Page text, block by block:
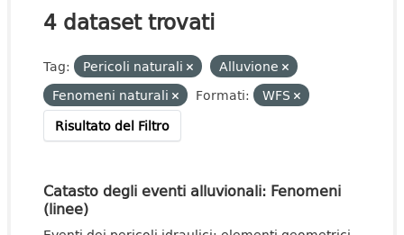
4 dataset trovati
Tag: Pericoli naturali
Alluvione
Fenomeni naturali
Formati:
WFS
Risultato del Filtro
Catasto degli eventi alluvionali: Fenomeni
(linee)